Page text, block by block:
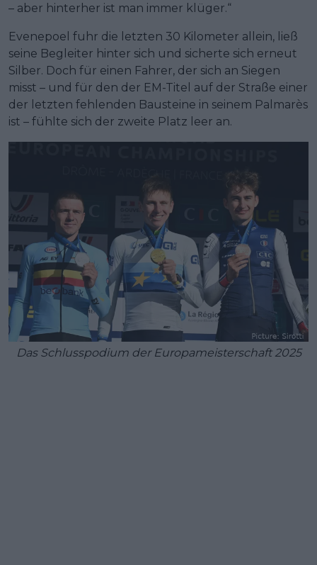
– aber hinterher ist man immer klüger.“
Evenepoel fuhr die letzten 30 Kilometer allein, ließ
seine Begleiter hinter sich und sicherte sich erneut
Silber. Doch für einen Fahrer, der sich an Siegen
misst – und für den der EM-Titel auf der Straße einer
der letzten fehlenden Bausteine in seinem Palmarès
ist – fühlte sich der zweite Platz leer an.
Das Schlusspodium der Europameisterschaft 2025